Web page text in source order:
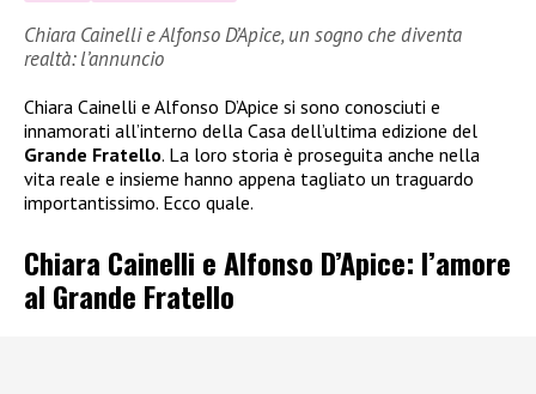
Chiara Cainelli e Alfonso D’Apice, un sogno che diventa
realtà: l’annuncio
Chiara Cainelli e Alfonso D’Apice si sono conosciuti e
innamorati all’interno della Casa dell’ultima edizione del
Grande Fratello. La loro storia è proseguita anche nella
vita reale e insieme hanno appena tagliato un traguardo
importantissimo. Ecco quale.
Chiara Cainelli e Alfonso D’Apice: l’amore
al Grande Fratello